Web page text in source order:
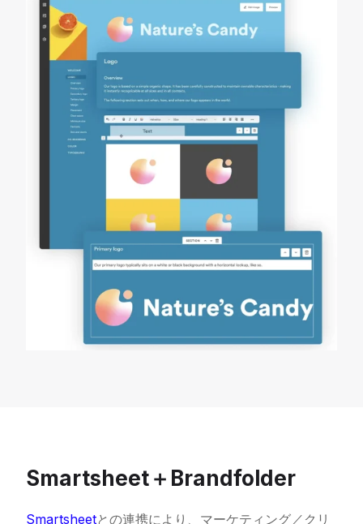
Smartsheet＋Brandfolder
Smartsheetとの連携により、マーケティング／クリ
無料トライアル